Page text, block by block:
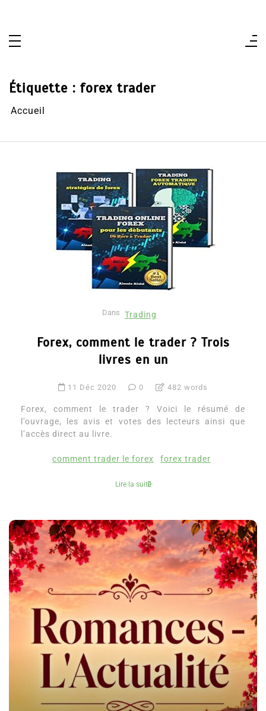
Étiquette : forex trader
Accueil
Dans Trading
Forex, comment le trader ? Trois
livres en un
11 Déc 2020 0 482 words
Forex, comment le trader ? Voici le résumé de
l’ouvrage, les avis et votes des lecteurs ainsi que
l’accès direct au livre.
comment trader le forex forex trader
Lire la suite